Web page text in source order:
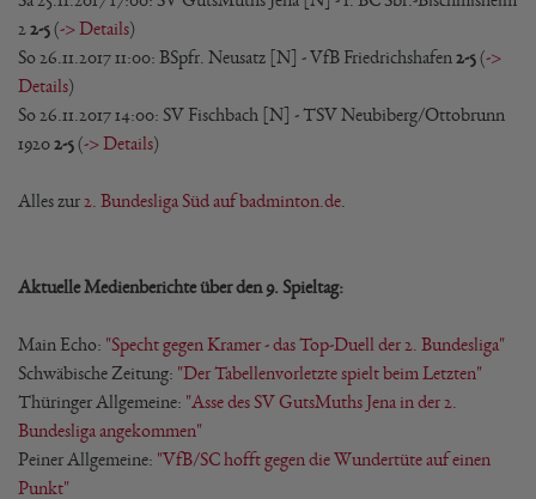
22-5(-> Details)
So 26.11.2017 11:00: BSpfr. Neusatz [N] - VfB Friedrichshafen 2-5(->
Details)
So 26.11.2017 14:00: SV Fischbach [N] - TSV Neubiberg/Ottobrunn
19202-5(-> Details)
Alles zur 2. Bundesliga Süd auf badminton.de
Aktuelle Medienberichte über den 9. Spieltag:
Main Echo: "Specht gegen Kramer - das Top-Duell der 2. Bundesliga"
Schwäbische Zeitung: "Der Tabellenvorletzte spielt beim Letzten"
Thüringer Allgemeine: "Asse des SV GutsMuths Jena in der 2.
Bundesliga angekommen"
Peiner Allgemeine: "VfB/SC hofft gegen die Wundertüte auf einen
Punkt"